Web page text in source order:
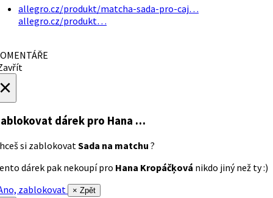
allegro.cz/produkt/matcha-sada-pro-caj…
allegro.cz/produkt…
dárek pro Hana …
si zablokovatSada na matchu ?
dárek pak nekoupí pro Hana Kropáčķová nikdo jiný než ty :)
zablokovat
× Zpět